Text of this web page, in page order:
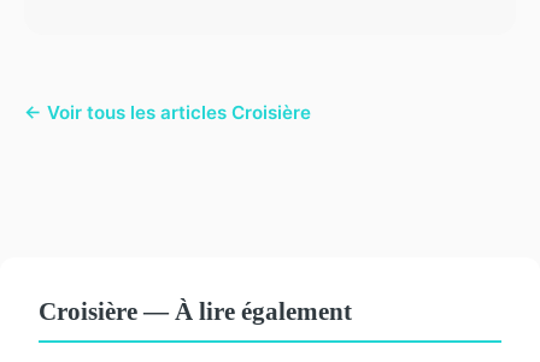
← Voir tous les articles Croisière
Croisière — À lire également